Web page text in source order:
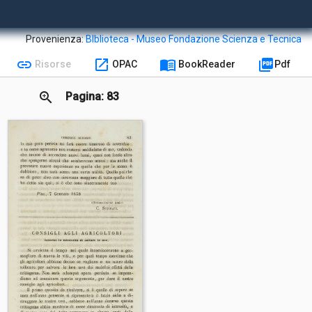
Provenienza:BIblioteca - Museo Fondazione Scienza e Tecnica
link Risorse open_in_new OPAC menu_book BookReader picture_as_pdf Pdf
zoom_in Pagina: 83